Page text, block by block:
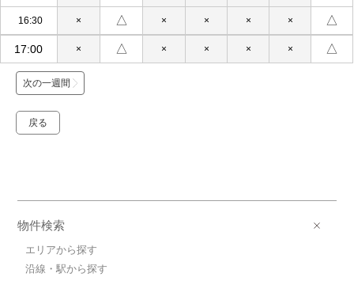
16:30
17:00
×
×
△
△
×
×
×
×
×
×
×
×
△
△
次の一週間
戻る
物件検索
エリアから探す
沿線・駅から探す